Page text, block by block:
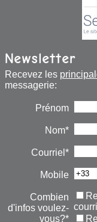
Newsletter
Recevez les
messagerie:
Prénom
Nom*
Courriel*
Mobile
Combien
d'infos voulez-
vous?*